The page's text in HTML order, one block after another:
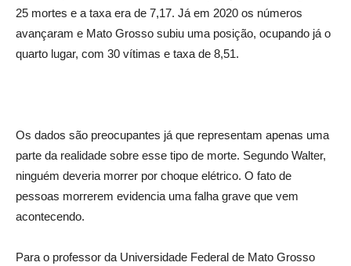
25 mortes e a taxa era de 7,17. Já em 2020 os números
avançaram e Mato Grosso subiu uma posição, ocupando já o
quarto lugar, com 30 vítimas e taxa de 8,51.
Os dados são preocupantes já que representam apenas uma
parte da realidade sobre esse tipo de morte. Segundo Walter,
ninguém deveria morrer por choque elétrico. O fato de
pessoas morrerem evidencia uma falha grave que vem
acontecendo.
Para o professor da Universidade Federal de Mato Grosso